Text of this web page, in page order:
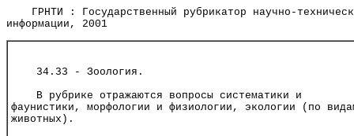
ГРНТИ : Государственный рубрикатор научно-
информации, 2001
34.33 - Зоология.
В рубрике отражаются вопросы систематики и
фаунистики, морфологии и физиологии, экологии (по
животных).